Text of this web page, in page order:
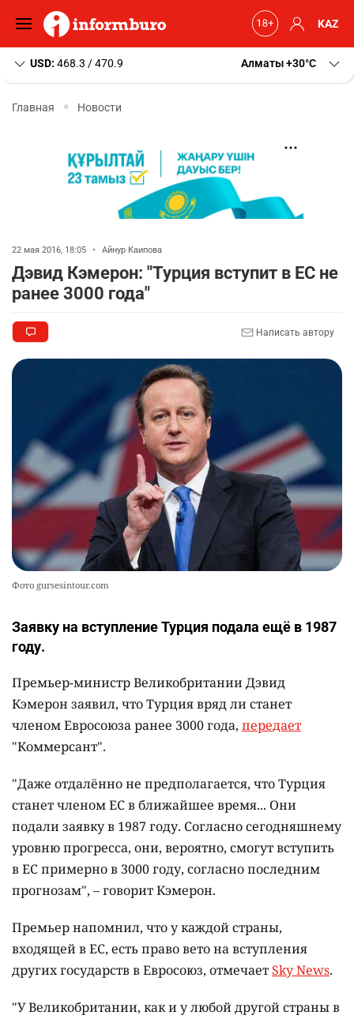
KAZ
USD: 468.3 / 470.9 Алматы+30 C
Главная Новости
22 мая 2016, 18:05 • Айнур Каипова
Дэвид Кэмерон: "Турция вступит в ЕС не
ранее 3000 года"
Написать автору
Фото gursesintour.com
Заявку на вступление Турция подала ещё в 1987
году.
Премьер-министр Великобритании Дэвид
Кэмерон заявил, что Турция вряд ли станет
членом Евросоюза ранее 3000 года, передает
"Коммерсант".
"Даже отдалённо не предполагается, что Турция
станет членом ЕС в ближайшее время... Они
подали заявку в 1987 году. Согласно сегодняшнему
уровню прогресса, они, вероятно, смогут вступить
в ЕС примерно в 3000 году, согласно последним
прогнозам", – говорит Кэмерон.
Премьер напомнил, что у каждой страны,
входящей в ЕС, есть право вето на вступления
других государств в Евросоюз, отмечаетSky News.
"У Великобритании, как и у любой другой страны в